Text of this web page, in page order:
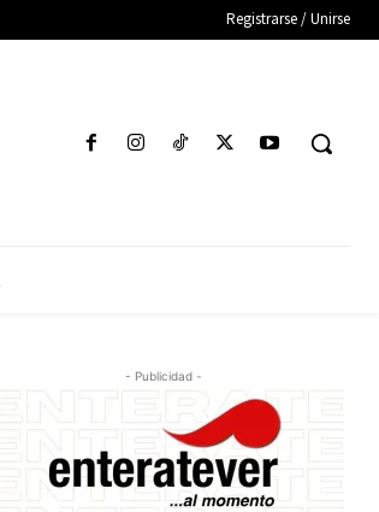
Registrarse / Unirse
- Publicidad -